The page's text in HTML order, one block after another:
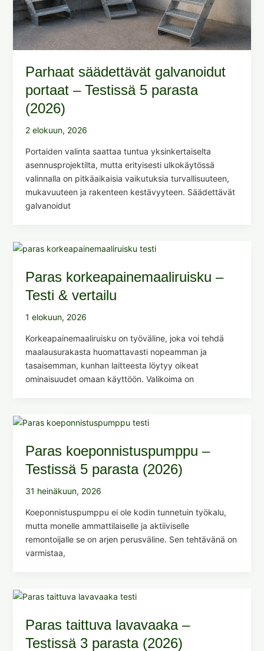
Parhaat säädettävät galvanoidut
portaat – Testissä 5 parasta
(2026)
2 elokuun, 2026
Portaiden valinta saattaa tuntua yksinkertaiselta
asennusprojektilta, mutta erityisesti ulkokäytössä
valinnalla on pitkäaikaisia vaikutuksia turvallisuuteen,
mukavuuteen ja rakenteen kestävyyteen. Säädettävät
galvanoidut
Paras korkeapainemaaliruisku –
Testi & vertailu
1 elokuun, 2026
Korkeapainemaaliruisku on työväline, joka voi tehdä
maalausurakasta huomattavasti nopeamman ja
tasaisemman, kunhan laitteesta löytyy oikeat
ominaisuudet omaan käyttöön. Valikoima on
Paras koeponnistuspumppu –
Testissä 5 parasta (2026)
31 heinäkuun, 2026
Koeponnistuspumppu ei ole kodin tunnetuin työkalu,
mutta monelle ammattilaiselle ja aktiiviselle
remontoijalle se on arjen perusväline. Sen tehtävänä on
varmistaa,
Paras taittuva lavavaaka –
Testissä 3 parasta (2026)